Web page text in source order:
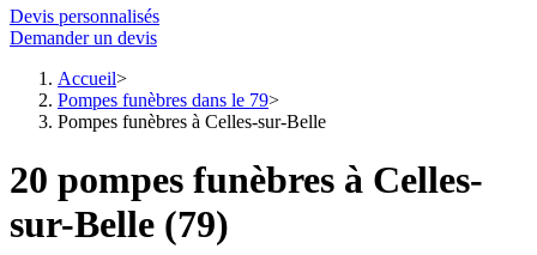
Devis personnalisés
Demander un devis
Accueil
Pompes funèbres dans le 79
Pompes funèbres à Celles-sur-Belle
20 pompes funèbres à Celles-
sur-Belle (79)